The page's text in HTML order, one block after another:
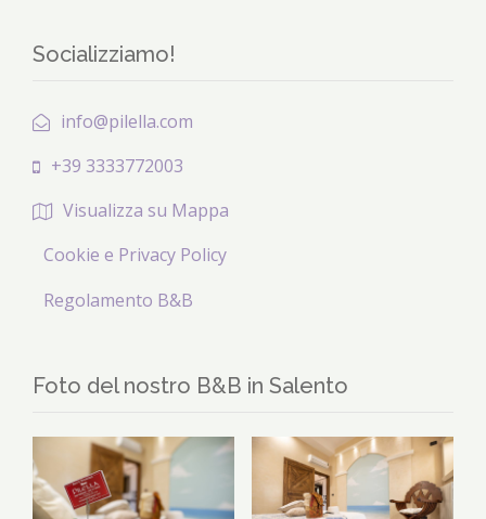
Socializziamo!
info@pilella.com
+39 3333772003
Visualizza su Mappa
Cookie e Privacy Policy
Regolamento B&B
Foto del nostro B&B in Salento